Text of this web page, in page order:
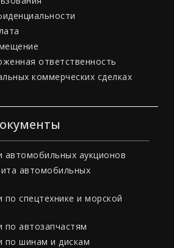
ответственность
коммерческих сделках
автомобильных аукционов
автомобильных
по спецтехнике и морской
по автозапчастям
по шинам и дискам